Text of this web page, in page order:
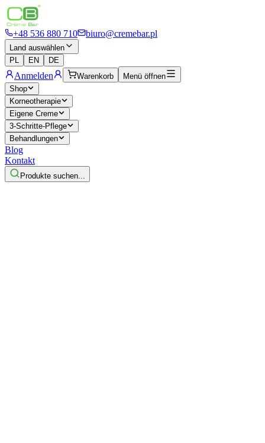
+48 536 880 710 biuro@cremebar.pl
Land auswählen
PL
EN DE
Anmelden Warenkorb
Menü öffnen
Shop
Korneotherapie
Eigene Creme
3-Schritte-Pflege
Behandlungen
Blog
Kontakt
Produkte suchen...